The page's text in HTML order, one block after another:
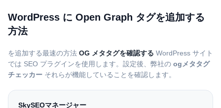
WordPress に Open Graph タグを追加する
方法
を追加する最速の方法 OG メタタグを確認する WordPress サイト
では SEO プラグインを使用します。設定後、弊社の ogメタタグ
チェッカー それらが機能していることを確認します。
SkySEOマネージャー